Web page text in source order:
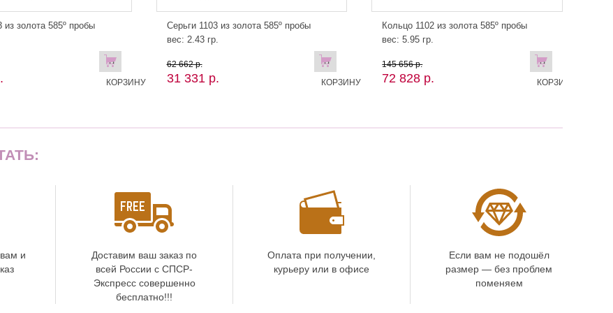
из золота 585º пробы
В
КОРЗИНУ
Серьги 1103 из золота 585º пробы
вес: 2.43 гр.
62 662 р.
31 331 р.
В
КОРЗИНУ
Кольцо 1102 из золота 585º пробы
вес: 5.95 гр.
145 656 р.
72 828 р.
В
КОРЗИНУ!
и
Доставим ваш заказ по
всей России с СПСР-
Экспресс совершенно
бесплатно!!!
Оплата при получении,
курьеру или в офисе
Если вам не подошёл
размер — без проблем
поменяем